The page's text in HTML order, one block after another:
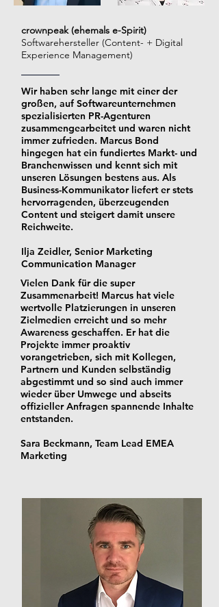
crownpeak (ehemals e-Spirit)
Softwarehersteller (Content- + Digital
Experience Management)
Wir haben sehr lange mit einer der
großen, auf Softwareunternehmen
spezialisierten PR-Agenturen
zusammengearbeitet und waren nicht
immer zufrieden. Marcus Bond
hingegen hat ein fundiertes Markt- und
Branchenwissen und kennt sich mit
unseren Lösungen bestens aus. Als
Business-Kommunikator liefert er stets
hervorragenden, überzeugenden
Content und steigert damit unsere
Reichweite.
Ilja Zeidler, Senior Marketing
Communication Manager
Vielen Dank für die super
Zusammenarbeit! Marcus hat viele
wertvolle Platzierungen in unseren
Zielmedien erreicht und so mehr
Awareness geschaffen. Er hat die
Projekte immer proaktiv
vorangetrieben, sich mit Kollegen,
Partnern und Kunden selbständig
abgestimmt und so sind auch immer
wieder über Umwege und abseits
offizieller Anfragen spannende Inhalte
entstanden.
Sara Beckmann, Team Lead EMEA
Marketing